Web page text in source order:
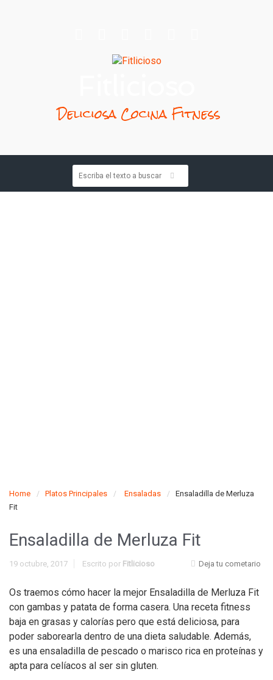
Deliciosa Cocina Fitness
Home Platos Principales Ensaladas
Ensaladilla de Merluza
Fit
Ensaladilla de Merluza Fit
19 octubre, 2017 Deja tu cometario
Escrito por Fitlicioso
Os traemos cómo hacer la mejor Ensaladilla de Merluza Fit
con gambas y patata de forma casera. Una receta fitness
baja en grasas y calorías pero que está deliciosa, para
poder saborearla dentro de una dieta saludable. Además,
es una ensaladilla de pescado o marisco rica en proteínas y
apta para celíacos al ser sin gluten.